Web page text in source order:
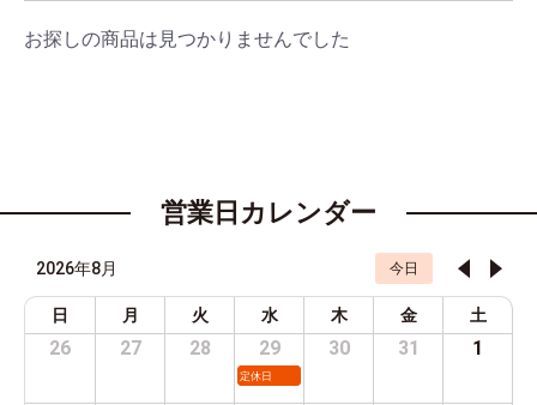
お探しの商品は見つかりませんでした
営業日カレンダー
2026年8月 今日
日 月 火 水 木 金 土
26 27 28 29
定休日
30 31 1